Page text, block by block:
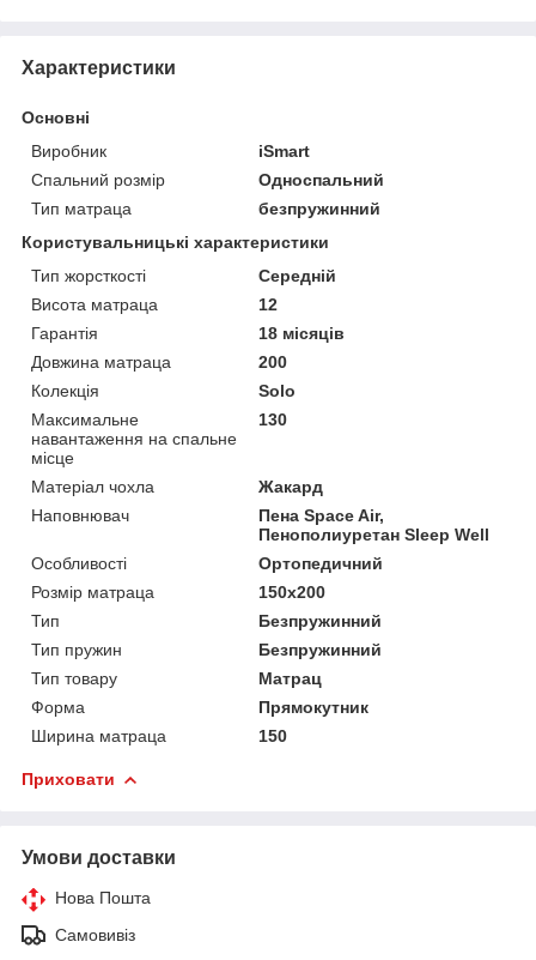
Характеристики
Основні
Виробник
iSmart
Спальний розмір
Односпальний
Тип матраца
безпружинний
Користувальницькі характеристики
Тип жорсткості
Середній
Висота матраца
12
Гарантія
18 місяців
Довжина матраца
200
Колекція
Solo
Максимальне
навантаження на спальне
місце
130
Матеріал чохла
Жакард
Наповнювач
Пена Space Air,
Пенополиуретан Sleep Well
Особливості
Ортопедичний
Розмір матраца
150х200
Тип
Безпружинний
Тип пружин
Безпружинний
Тип товару
Матрац
Форма
Прямокутник
Ширина матраца
150
Приховати
Умови доставки
Нова Пошта
Самовивіз